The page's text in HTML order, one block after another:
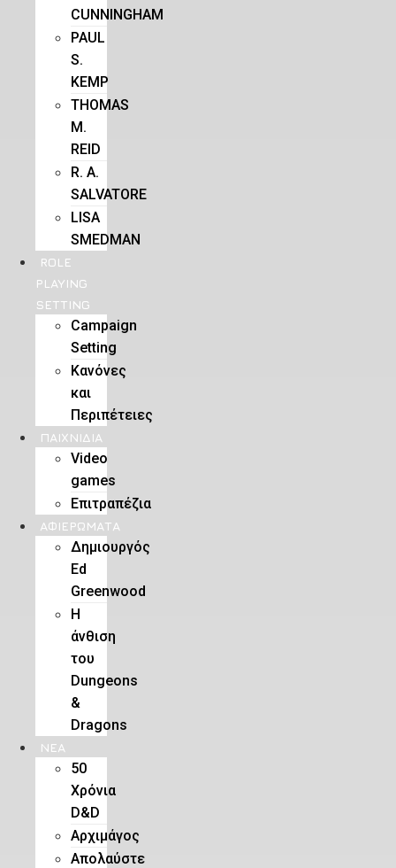
CUNNINGHAM
PAUL
S.
KEMP
THOMAS
M.
REID
R. A.
SALVATORE
LISA
SMEDMAN
ROLE
PLAYING
SETTING
Campaign
Setting
Kανόνες
και
Περιπέτειες
ΠΑΙΧΝΊΔΙΑ
Video
games
Επιτραπέζια
ΑΦΙΕΡΏΜΑΤΑ
Δημιουργός
Ed
Greenwood
Η
άνθιση
του
Dungeons
&
Dragons
ΝΕΑ
50
Χρόνια
D&D
Αρχιμάγος
Aπολαύστε